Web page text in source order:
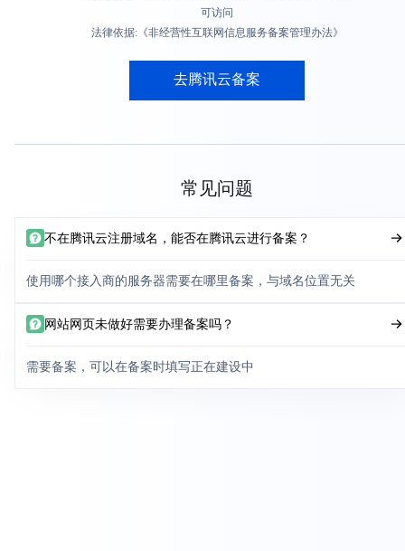
可访问
法律依据:《非经营性互联网信息服务备案管理办法》
去腾讯云备案
常见问题
不在腾讯云注册域名，能否在腾讯云进行备案？
使用哪个接入商的服务器需要在哪里备案，与域名位置无关
网站网页未做好需要办理备案吗？
需要备案，可以在备案时填写正在建设中